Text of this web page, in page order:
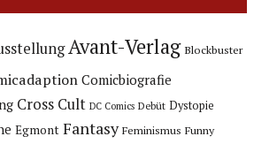
Avant-Verlag Blockbuster
Comicbiografie
Cross Cult DC Comics Debüt Dystopie
Egmont Fantasy Feminismus Funny